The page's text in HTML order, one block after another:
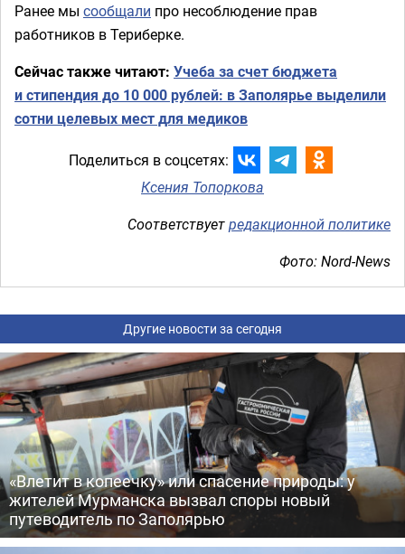
Ранее мы сообщали про несоблюдение прав
работников в Териберке.
Сейчас также читают: Учеба за счет бюджета
и стипендия до 10 000 рублей: в Заполярье выделили
сотни целевых мест для медиков
Поделиться в соцсетях:
Ксения Топоркова
Соответствуетредакционной политике
Фото: Nord-News
Другие новости за сегодня
«Влетит в копеечку» или спасение природы: у
жителей Мурманска вызвал споры новый
путеводитель по Заполярью